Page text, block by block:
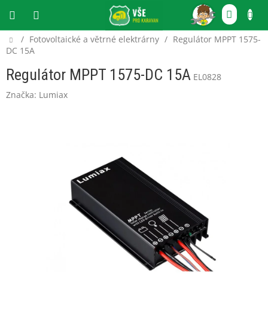
obsah
CZK
Domů
/ Fotovoltaické a větrné elektrárny / Regulátor MPPT 1575-
DC 15A
Regulátor MPPT 1575-DC 15A EL0828
Značka: Lumiax